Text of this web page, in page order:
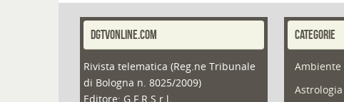
DGTVONLINE.COM
Rivista telematica (Reg.ne Tribunale
di Bologna n. 8025/2009)
Editore: G.F.R S.r.l.
CATEGORIE
Ambiente
Astrologia